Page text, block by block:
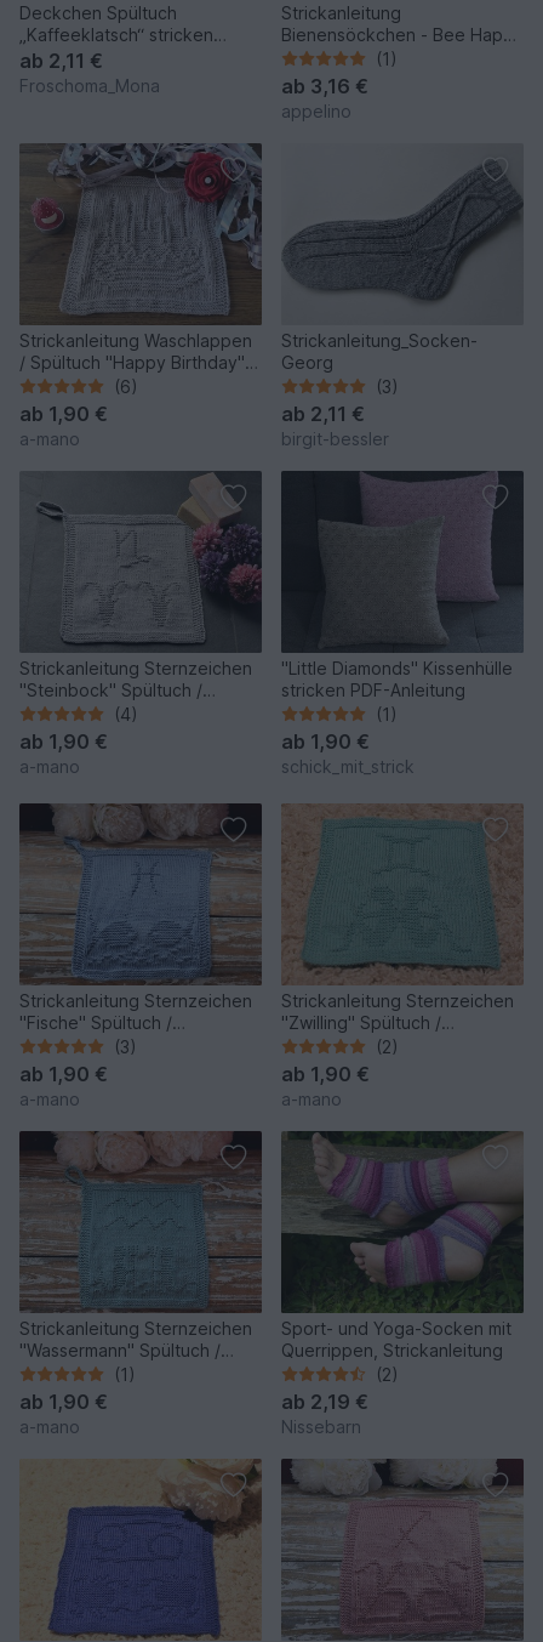
Deckchen Spültuch
„Kaffeeklatsch“ stricken
Strickmotiv Tortenstück
Kaffee
ab 2,11 €
Froschoma_Mona
Strickanleitung
Bienensöckchen - Bee Happy
- Gr. 22 - 29 (1)
ab 3,16 €
appelino
Strickanleitung Waschlappen
/ Spültuch "Happy Birthday" -
ganz einfach(6)
ab 1,90 €
a-mano
Strickanleitung_Socken-
Georg
(3)
ab 2,11 €
birgit-bessler
Strickanleitung Sternzeichen
"Steinbock" Spültuch /
Waschlappen - einfach
(4)
ab 1,90 €
a-mano
"Little Diamonds" Kissenhülle
stricken PDF-Anleitung
(1)
ab 1,90 €
schick_mit_strick
Strickanleitung Sternzeichen
"Fische" Spültuch /
Waschlappen - ganz einfach
(3)
ab 1,90 €
a-mano
Strickanleitung Sternzeichen
"Zwilling" Spültuch /
Waschlappen - einfach
(2)
ab 1,90 €
a-mano
Strickanleitung Sternzeichen
"Wassermann" Spültuch /
Waschlappen - einfach
(1)
ab 1,90 €
a-mano
Sport- und Yoga-Socken mit
Querrippen, Strickanleitung
(2)
ab 2,19 €
Nissebarn